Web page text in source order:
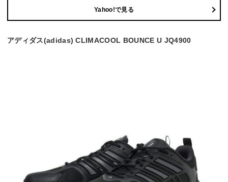
Yahoo!で見る
アディダス(adidas) CLIMACOOL BOUNCE U JQ4900